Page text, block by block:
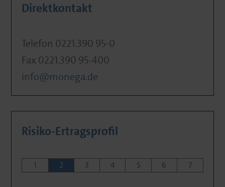
Direktkontakt
Telefon 0221.390 95-0
Fax 0221.390 95-400
info@monega.de
Risiko-Ertragsprofil
1 2 3 4 5 6 7